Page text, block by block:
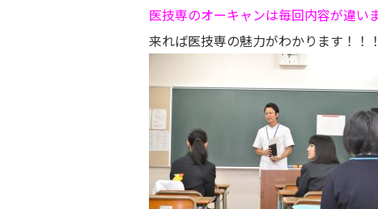
医技専のオーキャンは毎回内容が違い
来れば医技専の魅力がわかります！！！